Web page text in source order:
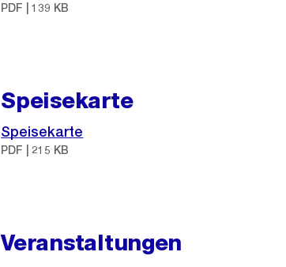
PDF | 139 KB
Speisekarte
Speisekarte
PDF | 215 KB
Veranstaltungen